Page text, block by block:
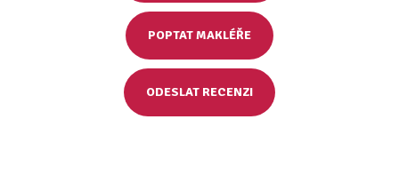
POPTAT MAKLÉŘE
ODESLAT RECENZI